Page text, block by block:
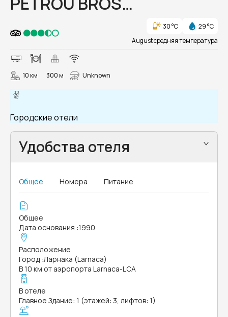
APARTHOTEL)
30 °C
29 °C
August средняя температура
10 км 300 м Unknown
Городские отели
Удобства отеля
Общее Номера Питание
Общее
Дата основания :1990
Расположение
Город :Ларнака (Larnaca)
В 10 км от аэропорта Larnaca-LCA
В отеле
Главное Здание: 1 (этажей: 3, лифтов: 1)